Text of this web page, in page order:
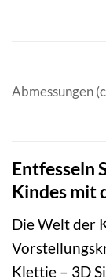
Abmessungen
Entfesseln
Kindes mit
Die Welt der
Klettie – 3D